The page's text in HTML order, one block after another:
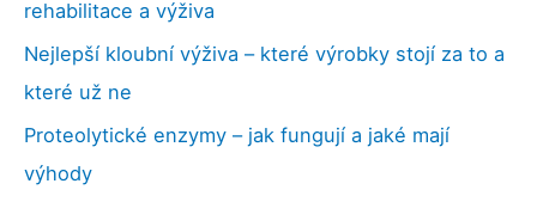
rehabilitace a výživa
Nejlepší kloubní výživa – které výrobky stojí za to a
které už ne
Proteolytické enzymy – jak fungují a jaké mají
výhody